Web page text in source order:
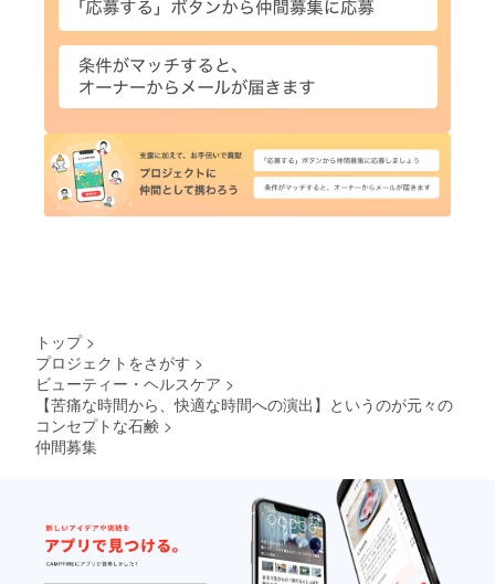
トップ >
プロジェクトをさがす >
ビューティー・ヘルスケア >
【苦痛な時間から、快適な時間への演出】というのが元々の
コンセプトな石鹸 >
仲間募集